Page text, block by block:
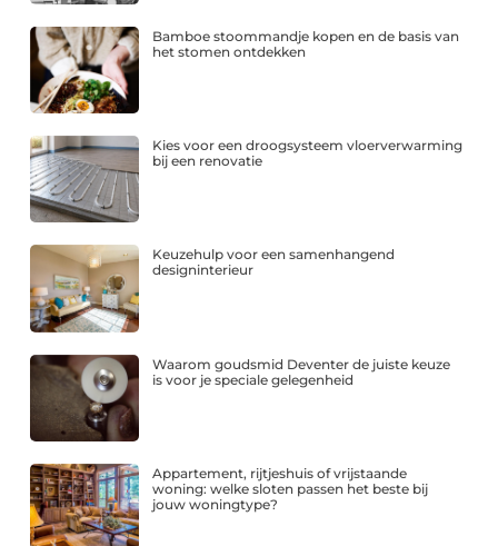
Bamboe stoommandje kopen en de basis van
het stomen ontdekken
Kies voor een droogsysteem vloerverwarming
bij een renovatie
Keuzehulp voor een samenhangend
designinterieur
Waarom goudsmid Deventer de juiste keuze
is voor je speciale gelegenheid
Appartement, rijtjeshuis of vrijstaande
woning: welke sloten passen het beste bij
jouw woningtype?